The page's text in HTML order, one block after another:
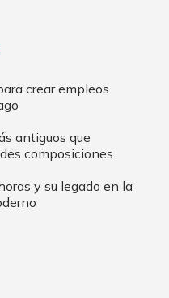
crear empleos
antiguos que
composiciones
y su legado en la